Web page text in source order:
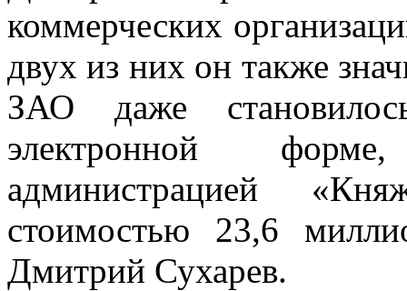
коммерческих
двух из них он также
ЗАО даже
электронной
администрацией
стоимостью 23,6
Дмитрий Сухарев.